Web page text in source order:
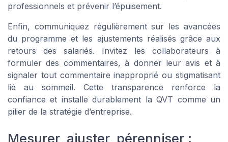
professionnels et prévenir l’épuisement.
Enfin, communiquez régulièrement sur les avancées
du programme et les ajustements réalisés grâce aux
retours des salariés. Invitez les collaborateurs à
formuler des commentaires, à donner leur avis et à
signaler tout commentaire inapproprié ou stigmatisant
lié au sommeil. Cette transparence renforce la
confiance et installe durablement la QVT comme un
pilier de la stratégie d’entreprise.
Mesurer, ajuster, pérenniser :